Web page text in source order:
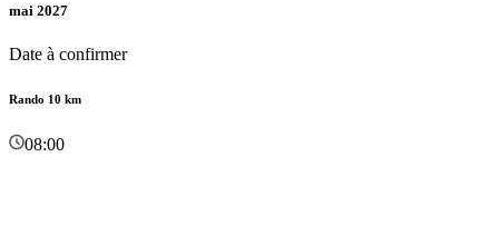
mai 2027
Date à confirmer
Rando 10 km
08:00